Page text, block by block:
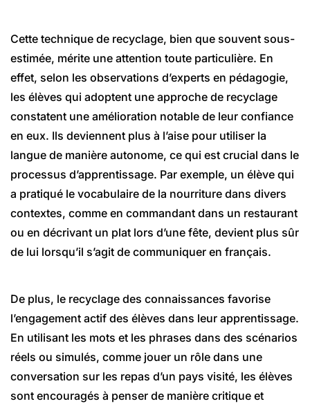
Cette technique de recyclage, bien que souvent sous-
estimée, mérite une attention toute particulière. En
effet, selon les observations d’experts en pédagogie,
les élèves qui adoptent une approche de recyclage
constatent une amélioration notable de leur confiance
en eux. Ils deviennent plus à l’aise pour utiliser la
langue de manière autonome, ce qui est crucial dans le
processus d’apprentissage. Par exemple, un élève qui
a pratiqué le vocabulaire de la nourriture dans divers
contextes, comme en commandant dans un restaurant
ou en décrivant un plat lors d’une fête, devient plus sûr
de lui lorsqu’il s’agit de communiquer en français.
De plus, le recyclage des connaissances favorise
l’engagement actif des élèves dans leur apprentissage.
En utilisant les mots et les phrases dans des scénarios
réels ou simulés, comme jouer un rôle dans une
conversation sur les repas d’un pays visité, les élèves
sont encouragés à penser de manière critique et